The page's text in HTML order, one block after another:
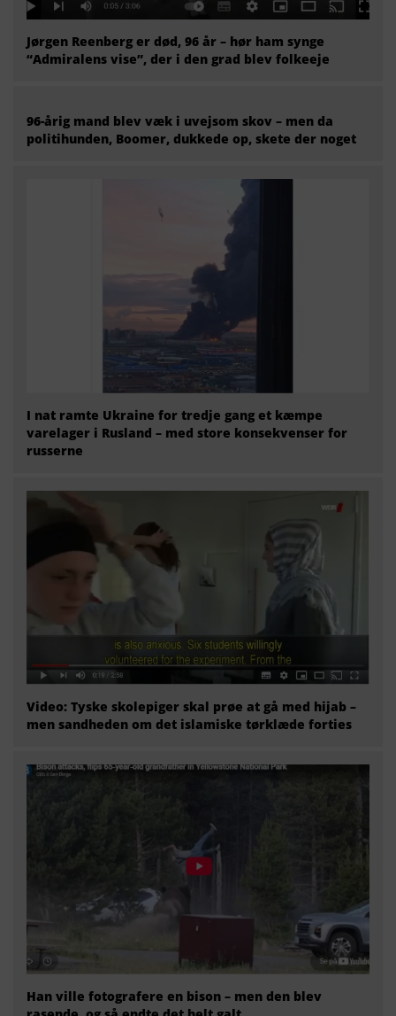
Jørgen Reenberg er død, 96 år – hør ham synge
“Admiralens vise”, der i den grad blev folkeeje
96-årig mand blev væk i uvejsom skov – men da
politihunden, Boomer, dukkede op, skete der noget
I nat ramte Ukraine for tredje gang et kæmpe
varelager i Rusland – med store konsekvenser for
russerne
Video: Tyske skolepiger skal prøe at gå med hijab –
men sandheden om det islamiske tørklæde forties
Han ville fotografere en bison – men den blev